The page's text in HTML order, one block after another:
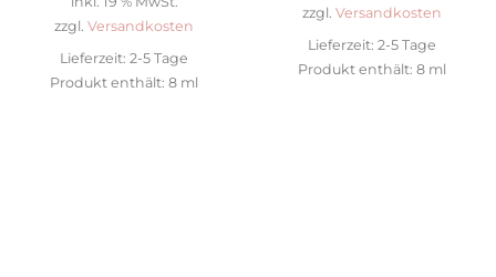
zzgl. Versandkosten
Lieferzeit: 2-5 Tage
Produkt enthält: 8 ml
zzgl. Versandkosten
Lieferzeit: 2-5 Tage
Produkt enthält: 8 ml